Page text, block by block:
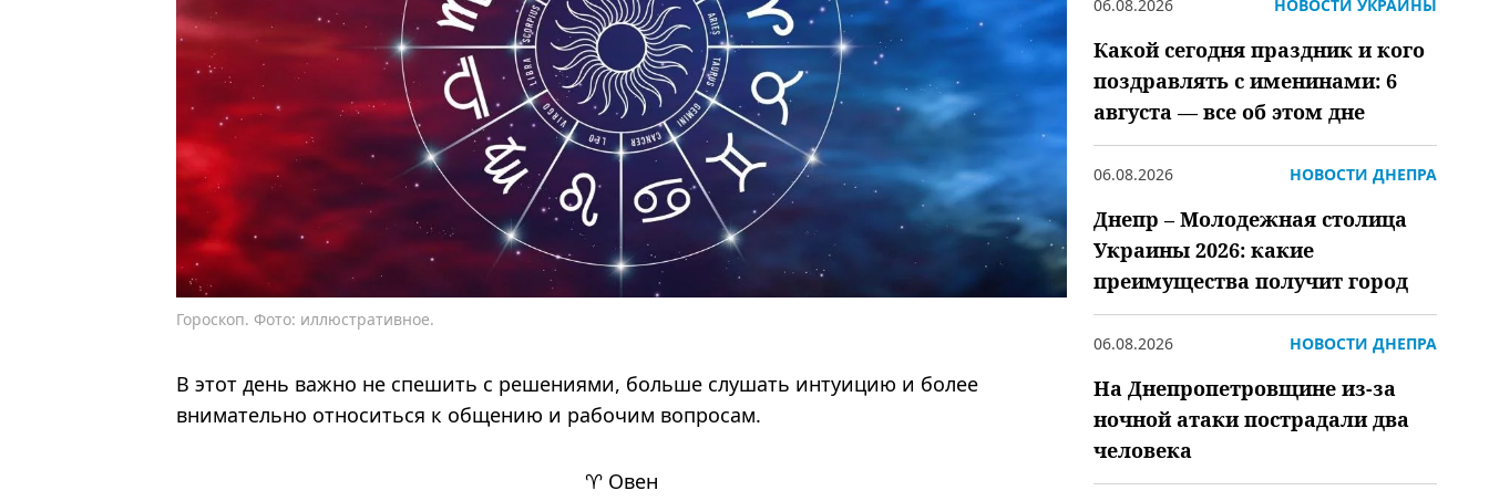
Гороскоп. Фото: иллюстративное.
В этот день важно не спешить с решениями, больше слушать интуицию и более
внимательно относиться к общению и рабочим вопросам.
♈ Овен
06.08.2026 НОВОСТИ УКРАИНЫ
Какой сегодня праздник и кого
поздравлять с именинами: 6
августа — все об этом дне
06.08.2026 НОВОСТИ ДНЕПРА
Днепр – Молодежная столица
Украины 2026: какие
преимущества получит город
06.08.2026 НОВОСТИ ДНЕПРА
На Днепропетровщине из-за
ночной атаки пострадали два
человека